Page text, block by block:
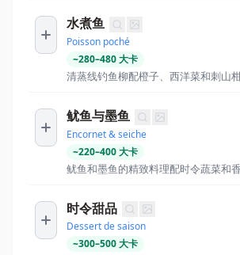
水煮鱼
Poisson poché
~280–480大卡
清蒸线钓鱼柳配橙子、西洋菜和刺山
鱿鱼与墨鱼
Encornet & seiche
~220–400大卡
鱿鱼和墨鱼的精致料理配时令蔬菜和
时令甜品
Dessert de saison
~300–500大卡